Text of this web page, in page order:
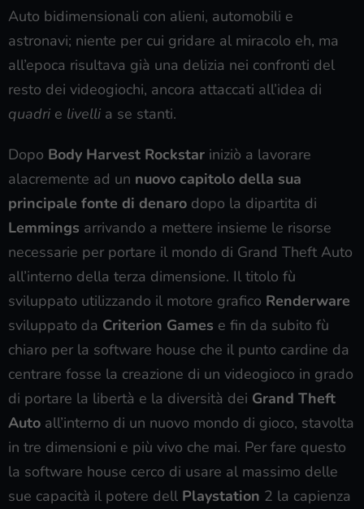
Auto bidimensionali con alieni, automobili e
astronavi; niente per cui gridare al miracolo eh, ma
all’epoca risultava già una delizia nei confronti del
resto dei videogiochi, ancora attaccati all’idea di
quadri e livelli a se stanti.
Dopo Body Harvest Rockstar iniziò a lavorare
alacremente ad un nuovo capitolo della sua
principale fonte di denaro dopo la dipartita di
Lemmings arrivando a mettere insieme le risorse
necessarie per portare il mondo di Grand Theft Auto
all’interno della terza dimensione. Il titolo fù
sviluppato utilizzando il motore grafico Renderware
sviluppato da Criterion Games e fin da subito fù
chiaro per la software house che il punto cardine da
centrare fosse la creazione di un videogioco in grado
di portare la libertà e la diversità dei Grand Theft
Auto all’interno di un nuovo mondo di gioco, stavolta
in tre dimensioni e più vivo che mai. Per fare questo
la software house cerco di usare al massimo delle
sue capacità il potere dell Playstation 2 la capienza